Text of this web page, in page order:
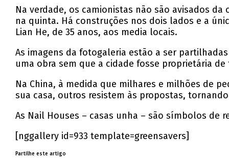
Na verdade, os camionistas não são avisados
na quinta. Há construções nos dois lados e a
Lian He, de 35 anos, aos media locais.
As imagens da fotogaleria estão a ser
uma obra sem que a cidade fosse proprietária
Na China, à medida que milhares e milhões de
sua casa, outros resistem às propostas,
As Nail Houses – casas unha – são símbolos de
[nggallery id=933 template=greensavers]
Partilhe este artigo